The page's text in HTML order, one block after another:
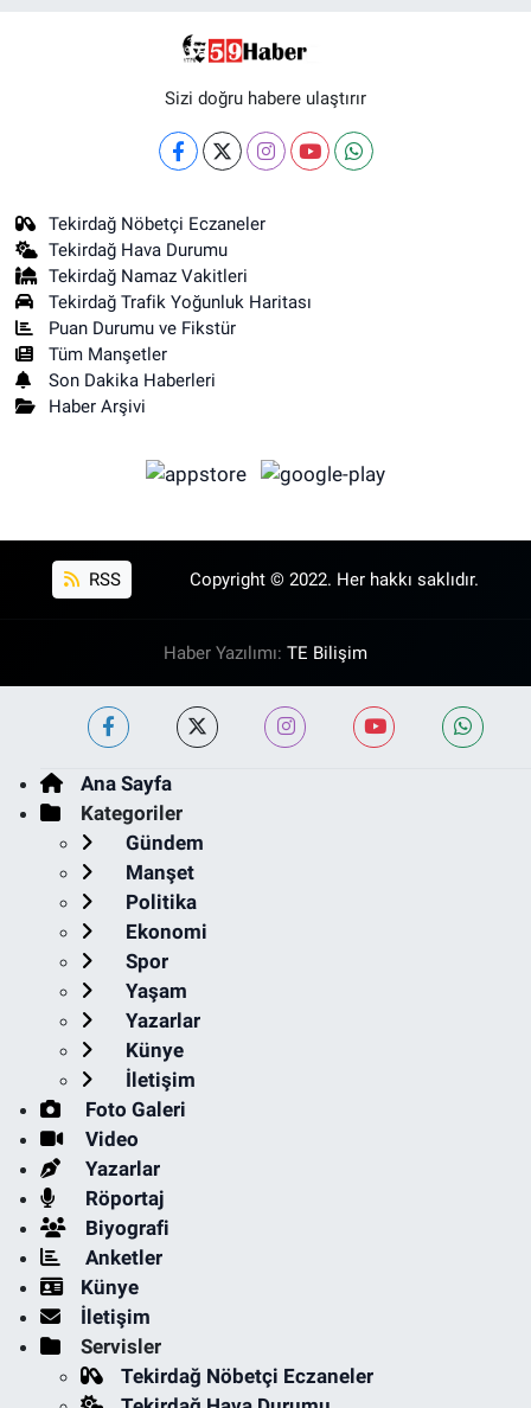
Sizi doğru habere ulaştırır
Tekirdağ Nöbetçi Eczaneler
Tekirdağ Hava Durumu
Tekirdağ Namaz Vakitleri
Tekirdağ Trafik Yoğunluk Haritası
Puan Durumu ve Fikstür
Tüm Manşetler
Son Dakika Haberleri
Haber Arşivi
RSS Copyright © 2022. Her hakkı saklıdır.
Haber Yazılımı: TE Bilişim
Ana Sayfa
Kategoriler
Gündem
Manşet
Politika
Ekonomi
Spor
Yaşam
Yazarlar
Künye
İletişim
Foto Galeri
Video
Yazarlar
Röportaj
Biyografi
Anketler
Künye
İletişim
Servisler
Tekirdağ Nöbetçi Eczaneler